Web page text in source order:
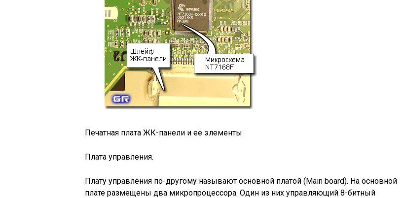
Печатная плата ЖК-панели и её элементы
Плата управления.
Плату управления по-другому называют основной платой (Main board). На основной
плате размещены два микропроцессора. Один из них управляющий 8-битный